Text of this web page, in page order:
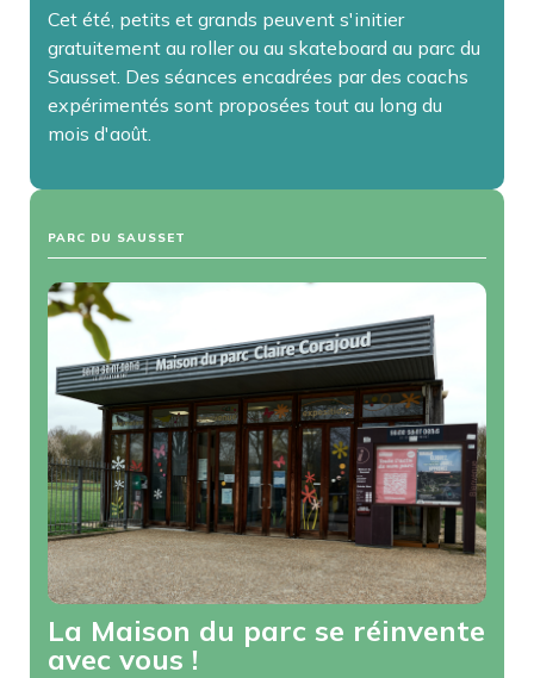
Cet été, petits et grands peuvent s'initier
gratuitement au roller ou au skateboard au parc du
Sausset. Des séances encadrées par des coachs
expérimentés sont proposées tout au long du
mois d'août.
PARC DU SAUSSET
La Maison du parc se réinvente
avec vous !